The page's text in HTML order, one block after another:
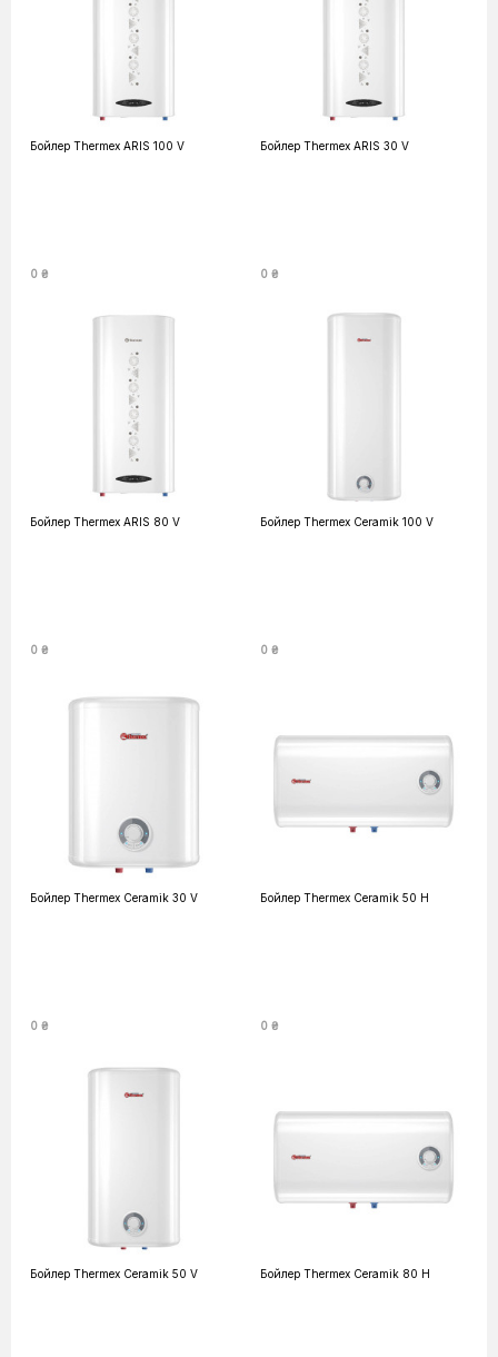
Бойлер Thermex ARIS 100 V
0 ₴
Бойлер Thermex ARIS 30 V
0 ₴
Бойлер Thermex ARIS 80 V
0 ₴
Бойлер Thermex Ceramik 100 V
0 ₴
Бойлер Thermex Ceramik 30 V
0 ₴
Бойлер Thermex Ceramik 50 H
0 ₴
Бойлер Thermex Ceramik 50 V Бойлер Thermex Ceramik 80 H